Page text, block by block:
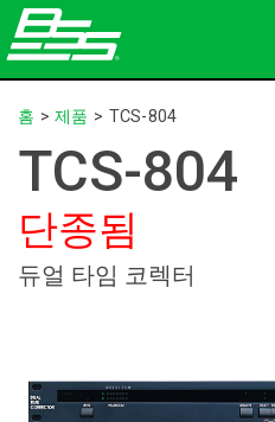
제품
네트워크 오디오
구매처
뉴스
지원
홈 >제품 > TCS-804
TCS-804
단종됨
듀얼 타임 코렉터